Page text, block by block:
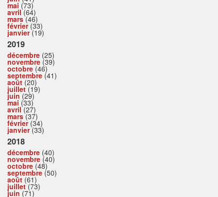
mai (73)
avril(64)
mars(46)
février(33)
janvier(19)
2019
décembre (25)
novembre (39)
octobre (46)
septembre (41)
août (20)
juillet(19)
juin (29)
mai (33)
avril(27)
mars(37)
février(34)
janvier(33)
2018
décembre (40)
novembre (40)
octobre (48)
septembre (50)
août (61)
juillet(73)
juin (71)